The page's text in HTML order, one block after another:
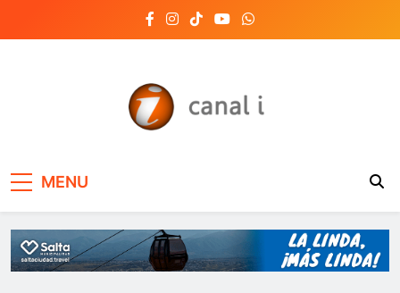
Salta, Argentina y el
mundo, las 24 horas
del día
MENU